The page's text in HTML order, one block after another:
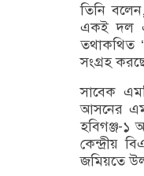
তিনি
একই দল
তথাকথিত
সংগ্রহ
সাবেক
আসনের
হবিগঞ্জ-১
কেন্দ্রীয়
জমিয়তে